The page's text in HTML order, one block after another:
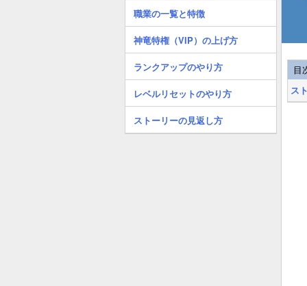
目
ス
職業の一覧と特徴
神竜特権（VIP）の上げ方
ランクアップのやり方
レベルリセットのやり方
ストーリーの見返し方